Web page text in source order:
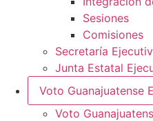
Sesiones
Comisiones
Secretaría
Junta Estatal
Voto Guanajuatense
Voto